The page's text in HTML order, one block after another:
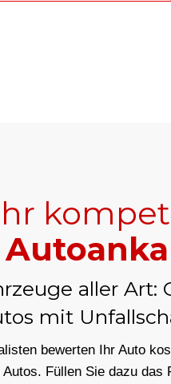
aller Art:
mit
bewerten Ihr Auto
Füllen Sie dazu das